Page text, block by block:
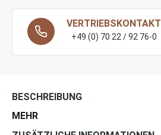
VERTRIEBSKONTAKT
+49 (0) 70 22 / 92 76-0
BESCHREIBUNG
MEHR